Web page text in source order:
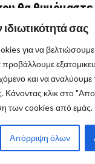
σας
για να βελτιώσουμε
και να αναλύουμε
Κάνοντας κλικ στο
των cookies από εμάς.
Απόρριψη όλων
θα
με τον Βασίλη
MORE ARTICLES